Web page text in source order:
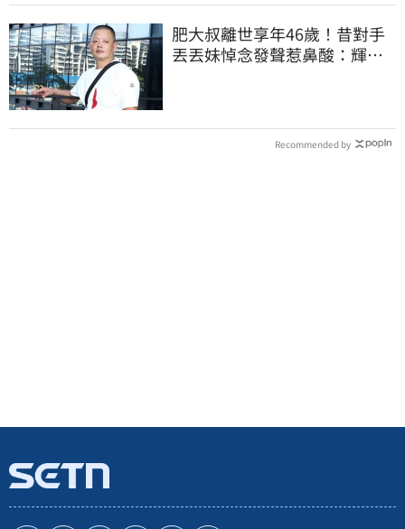
肥大叔離世享年46歲！昔對手
丟丟妹悼念發聲惹鼻酸：輝哥
Recommended by